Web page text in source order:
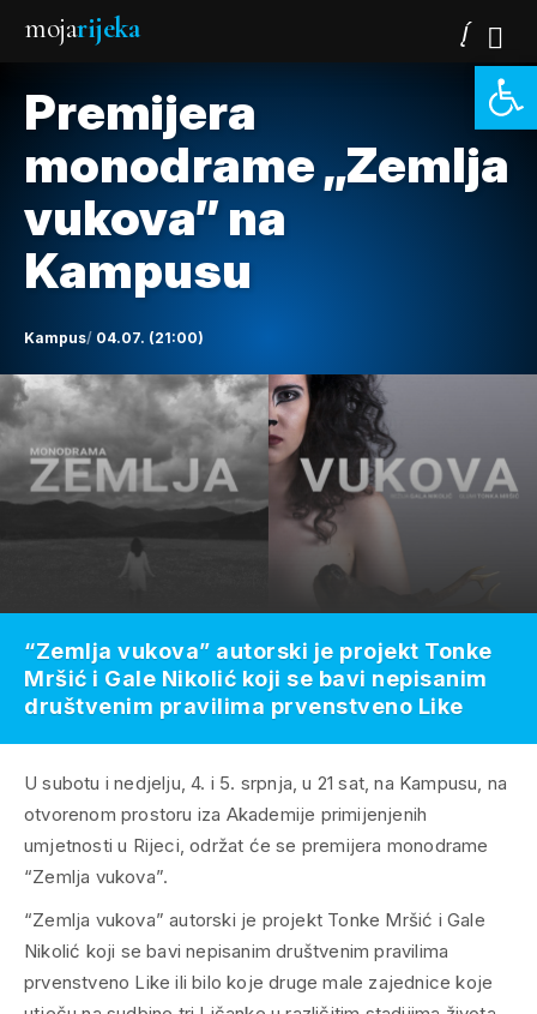
mojarijeka
Premijera
monodrame „Zemlja
vukova” na
Kampusu
Kampus 04.07. (21:00)
U subotu i nedjelju, 4. i 5. srpnja, u 21 sat, na Kampusu, na
otvorenom prostoru iza Akademije primijenjenih
umjetnosti u Rijeci, održat će se premijera monodrame
“Zemlja vukova”.
“Zemlja vukova” autorski je projekt Tonke Mršić i Gale
Nikolić koji se bavi nepisanim društvenim pravilima
prvenstveno Like ili bilo koje druge male zajednice koje
“Zemlja vukova” autorski je projekt Tonke
Mršić i Gale Nikolić koji se bavi nepisanim
društvenim pravilima prvenstveno Like